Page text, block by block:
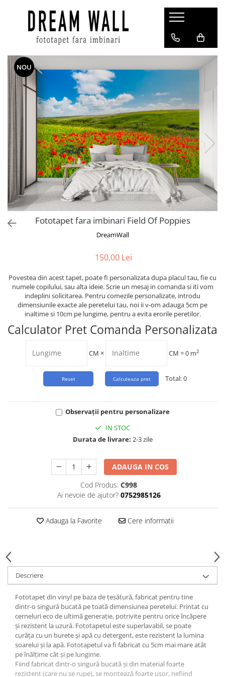
Fototapet fara imbinari
ExclusivArt
Abstract
Arhitectura
Forme Geometrice
Fototapet 3D
Frescă
Natura
Peisaj
Pentru copii
Tropical
NOU
Fototapet fara imbinari Field Of Poppies
DreamWall
150,00 Lei
Povestea din acest tapet, poate fi personalizata dupa placul tau, fie cu
numele copilului, sau alta ideie. Scrie un mesaj in comanda si iti vom
indeplini solicitarea. Pentru comezile personalizate, introdu
dimensiunile exacte ale peretelui tau, noi ii v-om adauga 5cm pe
inaltime si 10cm pe lungime, pentru a evita erorile peretilor.
Calculator Pret Comanda Personalizata
CM × CM =0 m2
Total:0
Observații pentru personalizare
IN STOC
Durata de livrare: 2-3 zile
ADAUGA IN COS
Cod Produs: C998
Ai nevoie de ajutor? 0752985126
Adauga la Favorite Cere informatii
Descriere
Fototapet din vinyl pe baza de țesătură, fabricat pentru tine
dintr-o singură bucată pe toată dimensiunea peretelui. Printat cu
cerneluri eco de ultimă generație, potrivite pentru orice încăpere
și rezistent la uzură. Fototapetul este superlavabil, se poate
curăța cu un burete și apă cu detergent, este rezistent la lumina
soarelui și la apă. Fototapetul va fi fabricat cu 5cm mai mare atât
pe înălțime cât și pe lungime.
Fiind fabricat dintr-o singură bucată și din material foarte
rezistent (care nu se rupe), se montează foarte ușor, nefiind